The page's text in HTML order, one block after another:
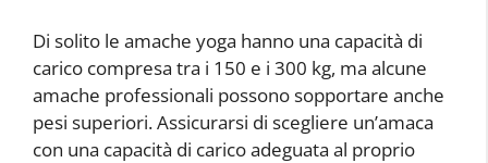
Di solito le amache yoga hanno una capacità di
carico compresa tra i 150 e i 300 kg, ma alcune
amache professionali possono sopportare anche
pesi superiori. Assicurarsi di scegliere un’amaca
con una capacità di carico adeguata al proprio